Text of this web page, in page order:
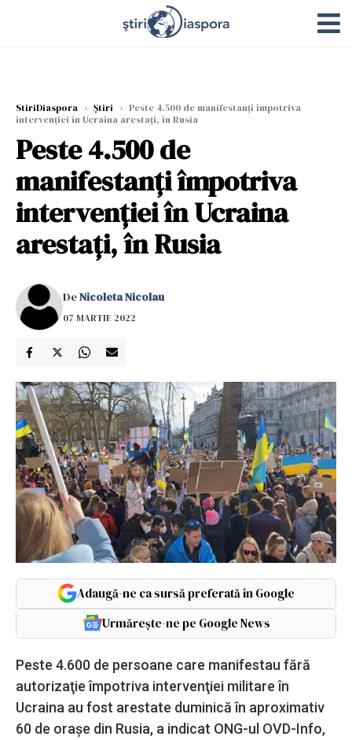
StiriDiaspora › Știri › Peste 4.500 de manifestanţi împotriva
intervenţiei în Ucraina arestaţi, în Rusia
Peste 4.500 de
manifestanţi împotriva
intervenţiei în Ucraina
arestaţi, în Rusia
DeNicoleta Nicolau
07 MARTIE 2022
Adaugă-ne ca sursă preferată în Google
Urmărește-ne pe Google News
Peste 4.600 de persoane care manifestau fără
autorizaţie împotriva intervenţiei militare în
Ucraina au fost arestate duminică în aproximativ
60 de oraşe din Rusia, a indicat ONG-ul OVD-Info,